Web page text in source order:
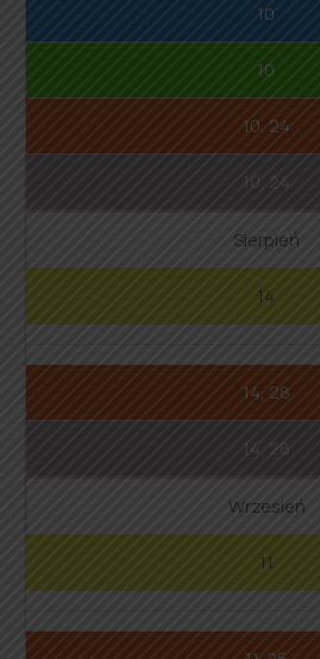
10
10
10, 24
10, 24
Sierpień
14
14, 28
14, 28
Wrzesień
11